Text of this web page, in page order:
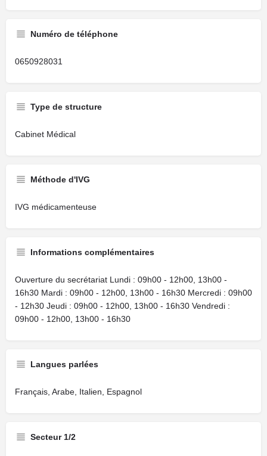
Numéro de téléphone
0650928031
Type de structure
Cabinet Médical
Méthode d'IVG
IVG médicamenteuse
Informations complémentaires
Ouverture du secrétariat Lundi : 09h00 - 12h00, 13h00 -
16h30 Mardi : 09h00 - 12h00, 13h00 - 16h30 Mercredi : 09h00
- 12h30 Jeudi : 09h00 - 12h00, 13h00 - 16h30 Vendredi :
09h00 - 12h00, 13h00 - 16h30
Langues parlées
Français, Arabe, Italien, Espagnol
Secteur 1/2